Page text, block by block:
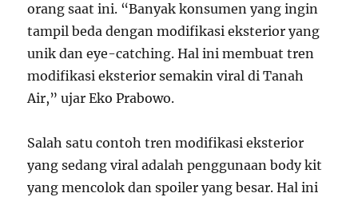
orang saat ini. “Banyak konsumen yang ingin
tampil beda dengan modifikasi eksterior yang
unik dan eye-catching. Hal ini membuat tren
modifikasi eksterior semakin viral di Tanah
Air,” ujar Eko Prabowo.
Salah satu contoh tren modifikasi eksterior
yang sedang viral adalah penggunaan body kit
yang mencolok dan spoiler yang besar. Hal ini